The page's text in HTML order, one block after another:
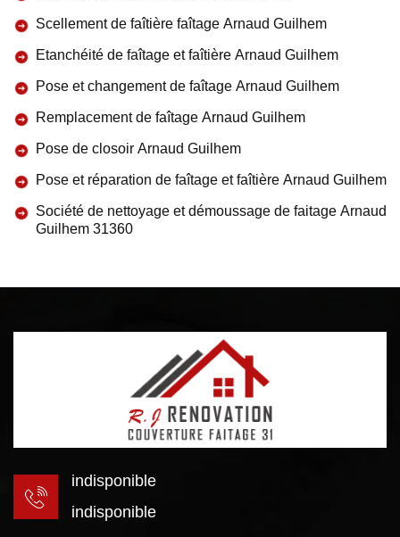
Scellement de faîtière faîtage Arnaud Guilhem
Etanchéité de faîtage et faîtière Arnaud Guilhem
Pose et changement de faîtage Arnaud Guilhem
Remplacement de faîtage Arnaud Guilhem
Pose de closoir Arnaud Guilhem
Pose et réparation de faîtage et faîtière Arnaud Guilhem
Société de nettoyage et démoussage de faitage Arnaud
Guilhem 31360
indisponible
indisponible